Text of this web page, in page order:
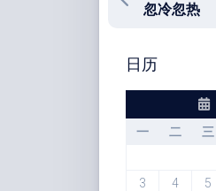
忽冷忽热
日历
一
二 三
3
4 5